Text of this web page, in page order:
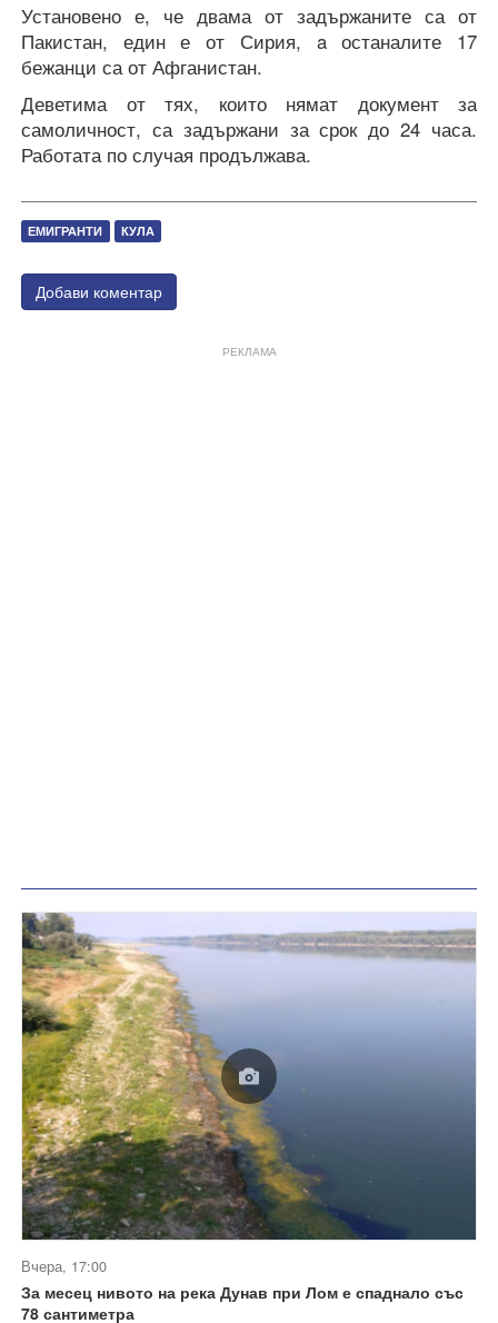
Установено е, че двама от задържаните са от
Пакистан, един е от Сирия, a останалите 17
бежанци са от Афганистан.
Деветима от тях, които нямат документ за
самоличност, са задържани за срок до 24 часа.
Работата по случая продължава.
ЕМИГРАНТИ КУЛА
Добави коментар
РЕКЛАМА
Вчера, 17:00
За месец нивото на река Дунав при Лом е спаднало със
78 сантиметра